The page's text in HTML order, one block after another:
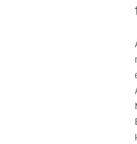
Fürdőszobai